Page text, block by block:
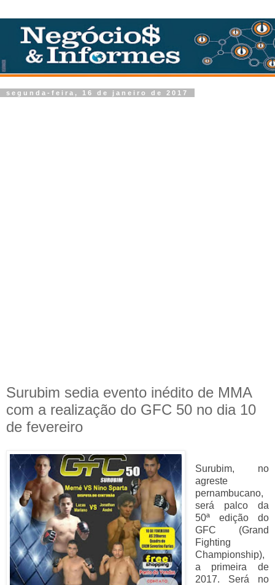
segunda-feira, 16 de janeiro de 2017
Surubim sedia evento inédito de MMA
com a realização do GFC 50 no dia 10
de fevereiro
Surubim, no
agreste
pernambucano,
será palco da
50ª edição do
GFC (Grand
Fighting
Championship),
a primeira de
2017. Será no